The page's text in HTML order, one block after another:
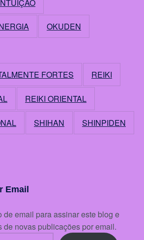
OKUDEN
FORTES REIKI
REIKI ORIENTAL
SHIHAN SHINPIDEN
Email
de email para assinar este blog e
de novas publicações por email.